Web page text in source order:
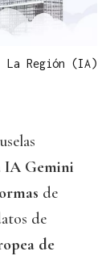
La Región (IA)
IA Gemini
de
de
de